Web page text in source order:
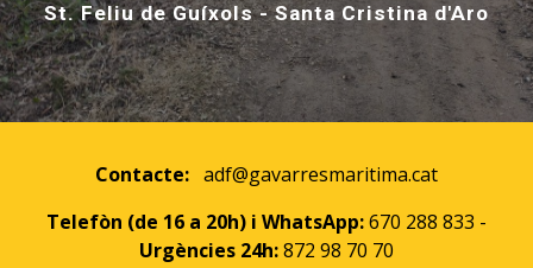
St. Feliu de Guíxols - Santa Cristina d'Aro
Contacte: adf@gavarresmaritima.cat
Telefòn (de 16 a 20h) i WhatsApp:670 288 833 -
Urgències 24h:872 98 70 70